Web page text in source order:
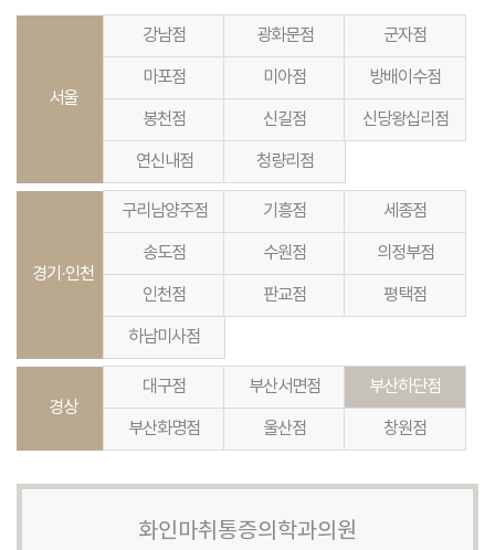
서울
강남점 광화문점 군자점
마포점 미아점 방배이수점
봉천점 신길점 신당왕십리점
연신내점 청량리점
경기·인천
구리남양주점 기흥점 세종점
송도점 수원점 의정부점
인천점 판교점 평택점
하남미사점
경상
대구점 부산서면점 부산하단점
부산화명점 울산점 창원점
화인마취통증의학과의원